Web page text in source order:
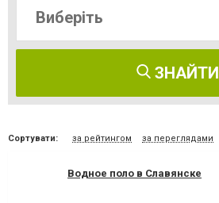
ЗНАЙТИ
Сортувати: за рейтингом за переглядами
Водное поло в Славянске